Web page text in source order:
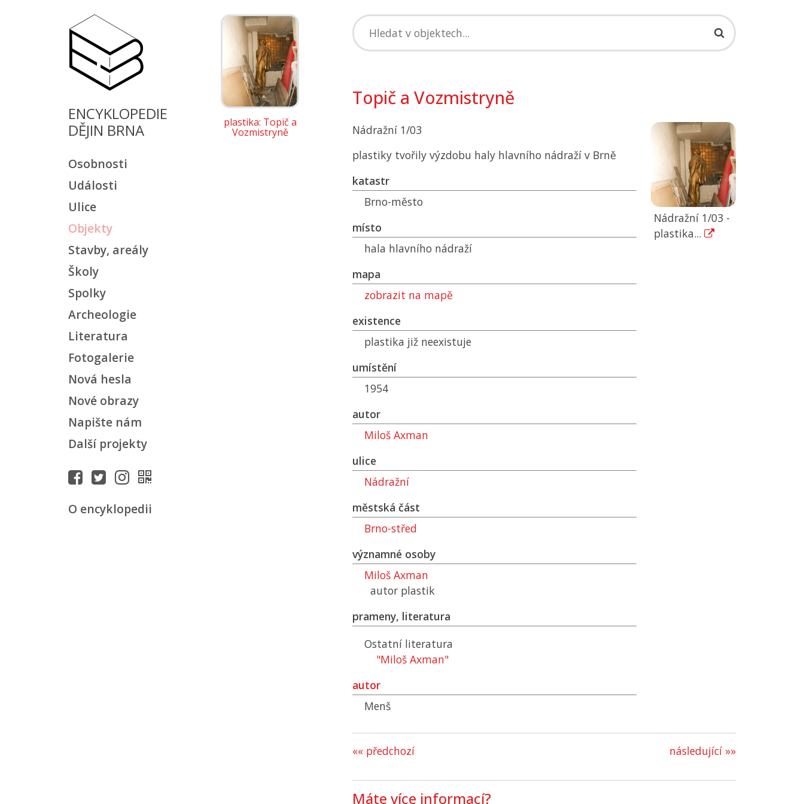
ENCYKLOPEDIE
DĚJIN BRNA
Osobnosti
Události
Ulice
Objekty
Stavby, areály
Školy
Spolky
Archeologie
Literatura
Fotogalerie
Nová hesla
Nové obrazy
Napište nám
Další projekty
O encyklopedii
plastika: Topič a
Vozmistryně
Topič a Vozmistryně
Nádražní 1/03
plastiky tvořily výzdobu haly hlavního nádraží v Brně
katastr
Brno-město
místo
hala hlavního nádraží
mapa
zobrazit na mapě
existence
plastika již neexistuje
umístění
1954
autor
Miloš Axman
ulice
Nádražní
městská část
Brno-střed
významné osoby
Miloš Axman
autor plastik
prameny, literatura
Ostatní literatura
"Miloš Axman"
autor
Menš
Nádražní 1/03 -
plastika...
«« předchozí následující »»
Máte více informací?